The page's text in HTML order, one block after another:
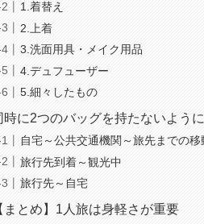
1.着替え
2.上着
3.洗面用具・メイク用品
4.デュフューザー
5.細々したもの
時に2つのバッグを持たないよう
自宅～公共交通機関～旅先までの移
旅行先到着～観光中
旅行先～自宅
まとめ】1人旅は身軽さが重要